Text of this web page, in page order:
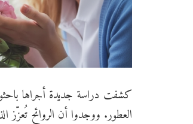
العطور. ووجدوا أن الروائح تُعزّز